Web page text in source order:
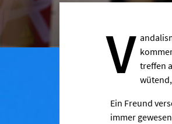
V treffen
Ein Freund
immer